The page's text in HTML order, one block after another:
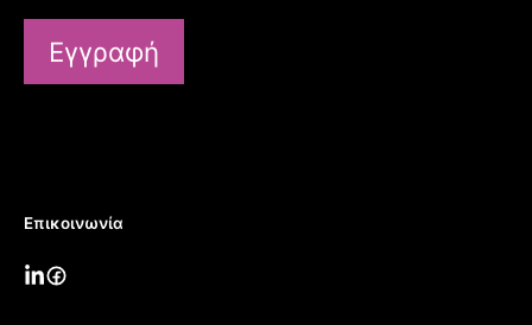
Εγγραφή
Επικοινωνία